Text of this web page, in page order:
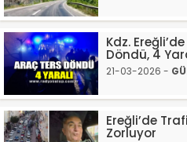
Kdz.
Döndü, 4
21-03-2026 -
Ereğli’de
Zorluyor